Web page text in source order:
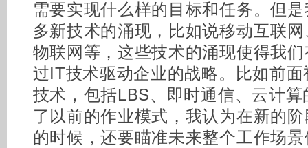
需要实现什么样的目标和任务。但
多新技术的涌现，比如说移动互联
物联网等，这些技术的涌现使得我
过IT技术驱动企业的战略。比如前
技术，包括LBS、即时通信、云计
了以前的作业模式，我认为在新的
的时候，还要瞄准未来整个工作场